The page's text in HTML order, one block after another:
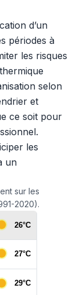
d’un
périodes à
les risques
selon
et
ce soit pour
les
un
sur les
2020).